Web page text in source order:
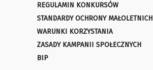
REGULAMIN KONKURSÓW
STANDARDY OCHRONY MAŁOLETNICH
WARUNKI KORZYSTANIA
ZASADY KAMPANII SPOŁECZNYCH
BIP